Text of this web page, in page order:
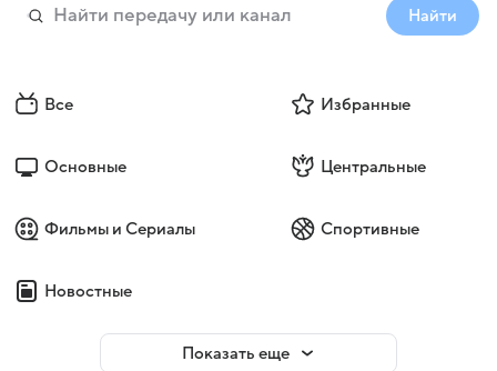
Найти
Все Избранные
Основные Центральные
Фильмы и Сериалы Спортивные
Новостные
Показать еще